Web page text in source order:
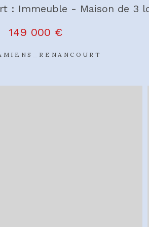
: Immeuble - Maison de 3
149 000 €